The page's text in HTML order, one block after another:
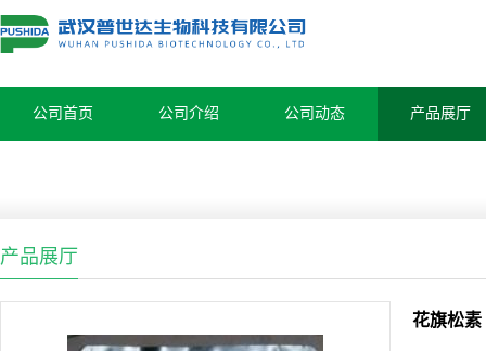
公司首页 公司介绍 公司动态 产品展厅
产品展厅
花旗松素